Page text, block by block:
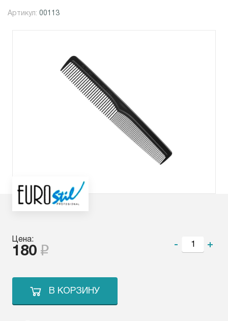
Артикул: 00113
Цена:
180
- +
В КОРЗИНУ